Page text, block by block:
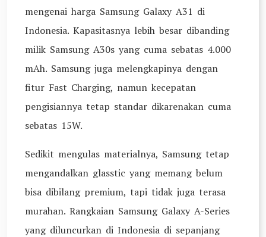
mengenai harga Samsung Galaxy A31 di
Indonesia. Kapasitasnya lebih besar dibanding
milik Samsung A30s yang cuma sebatas 4.000
mAh. Samsung juga melengkapinya dengan
fitur Fast Charging, namun kecepatan
pengisiannya tetap standar dikarenakan cuma
sebatas 15W.
Sedikit mengulas materialnya, Samsung tetap
mengandalkan glasstic yang memang belum
bisa dibilang premium, tapi tidak juga terasa
murahan. Rangkaian Samsung Galaxy A-Series
yang diluncurkan di Indonesia di sepanjang